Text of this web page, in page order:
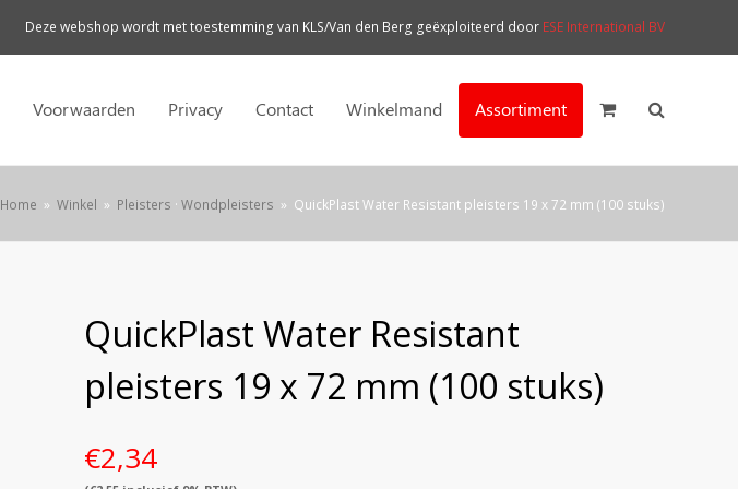
Deze webshop wordt met toestemming van KLS/Van den Berg geëxploiteerd door ESE International BV
Voorwaarden Privacy Contact Winkelmand Assortiment
Home » Winkel » Pleisters · Wondpleisters » QuickPlast Water Resistant pleisters 19 x 72 mm (100 stuks)
QuickPlast Water Resistant
pleisters 19 x 72 mm (100 stuks)
€2,34